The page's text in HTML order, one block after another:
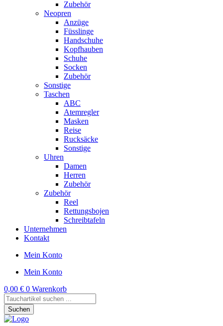
Zubehör
Neopren
Anzüge
Füsslinge
Handschuhe
Kopfhauben
Schuhe
Socken
Zubehör
Sonstige
Taschen
ABC
Atemregler
Masken
Reise
Rucksäcke
Sonstige
Uhren
Damen
Herren
Zubehör
Zubehör
Reel
Rettungsbojen
Schreibtafeln
Unternehmen
Kontakt
Mein Konto
Mein Konto
0,00 € 0 Warenkorb
Products
search
Suchen